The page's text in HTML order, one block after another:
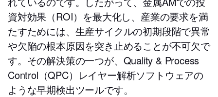
資対効果（ROI）を最大化し、産業の要求を満
たすためには、生産サイクルの初期段階で異常
や欠陥の根本原因を突き止めることが不可欠で
す。その解決策の一つが、Quality & Process
Control（QPC）レイヤー解析ソフトウェアの
ような早期検出ツールです。